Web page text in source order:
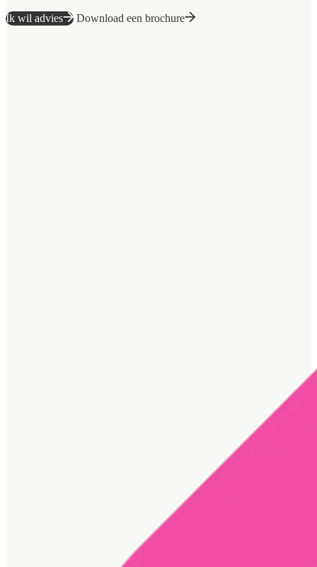
Ik wil advies Download een brochure